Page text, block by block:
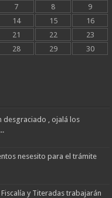
7 8
9
14 15
16
21 22
23
28 29
30
desgraciado , ojalá los
nesesito para el trámite
y Titeradas trabajarán